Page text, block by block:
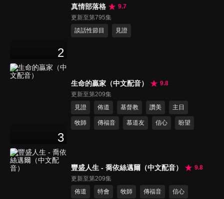
2
真情部落格
9.7
更新至第795集
談話性節目
見證
3
生命的贏家（中文配音）
9.8
更新至第209集
見證
佈道 基督教 讚美 主日
牧師 傳福音 慕道友 信心 盼望
豐盛人生 - 喬依絲邁爾（中文配音）
9.8
更新至第209集
佈道
特會 牧師 傳福音 信心